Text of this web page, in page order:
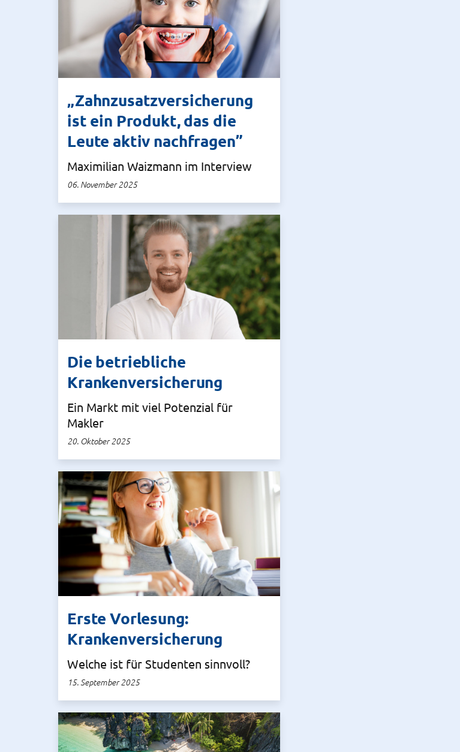
„Zahnzusatzversicherung
ist ein Produkt, das die
Leute aktiv nachfragen”
Maximilian Waizmann im Interview
06. November 2025
Die betriebliche
Krankenversicherung
Ein Markt mit viel Potenzial für
Makler
20. Oktober 2025
Erste Vorlesung:
Krankenversicherung
Welche ist für Studenten sinnvoll?
15. September 2025